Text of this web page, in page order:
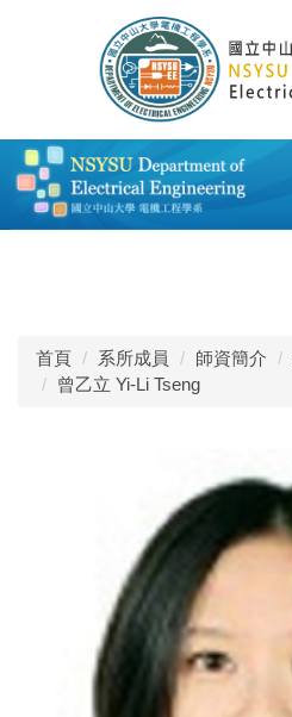
容
區
首頁 系所成員 師資簡介
曾乙立 Yi-Li Tseng